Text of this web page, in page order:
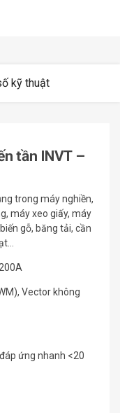
kỹ thuật
tần INVT –
trong máy nghiền,
máy xeo giấy, máy
gỗ, băng tải, cần
Vector không
ứng nhanh <20